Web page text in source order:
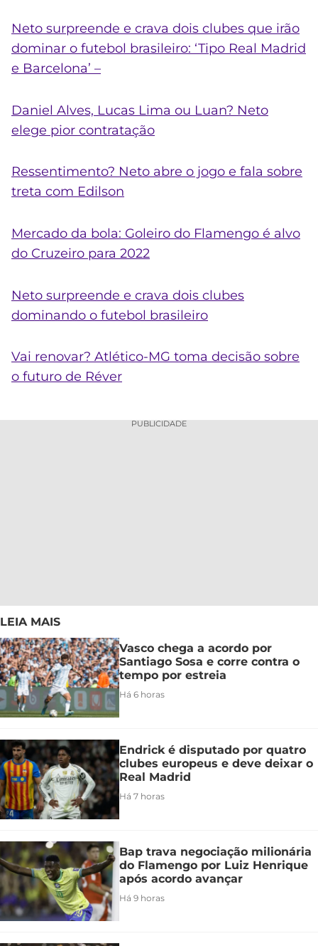
Neto surpreende e crava dois clubes que irão
dominar o futebol brasileiro: ‘Tipo Real Madrid
e Barcelona’ –
Daniel Alves, Lucas Lima ou Luan? Neto
elege pior contratação
Ressentimento? Neto abre o jogo e fala sobre
treta com Edilson
Mercado da bola: Goleiro do Flamengo é alvo
do Cruzeiro para 2022
Neto surpreende e crava dois clubes
dominando o futebol brasileiro
Vai renovar? Atlético-MG toma decisão sobre
o futuro de Réver
PUBLICIDADE
LEIA MAIS
Vasco chega a acordo por
Santiago Sosa e corre contra o
tempo por estreia
Há 6 horas
Endrick é disputado por quatro
clubes europeus e deve deixar o
Real Madrid
Há 7 horas
Bap trava negociação milionária
do Flamengo por Luiz Henrique
após acordo avançar
Há 9 horas